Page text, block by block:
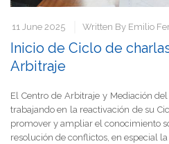
11 June 2025 Written By Emilio
Inicio de Ciclo de
Arbitraje
El Centro de Arbitraje y Mediación
trabajando en la reactivación de su
promover y ampliar el conocimiento
resolución de conflictos, en especial